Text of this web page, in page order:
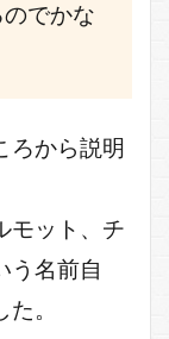
でかな
ろから説明
モット、チ
う名前自
。